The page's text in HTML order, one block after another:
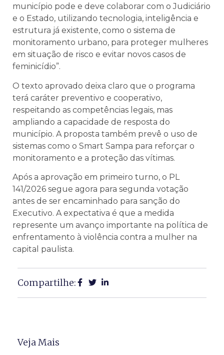
município pode e deve colaborar com o Judiciário
e o Estado, utilizando tecnologia, inteligência e
estrutura já existente, como o sistema de
monitoramento urbano, para proteger mulheres
em situação de risco e evitar novos casos de
feminicídio”.
O texto aprovado deixa claro que o programa
terá caráter preventivo e cooperativo,
respeitando as competências legais, mas
ampliando a capacidade de resposta do
município. A proposta também prevê o uso de
sistemas como o Smart Sampa para reforçar o
monitoramento e a proteção das vítimas.
Após a aprovação em primeiro turno, o PL
141/2026 segue agora para segunda votação
antes de ser encaminhado para sanção do
Executivo. A expectativa é que a medida
represente um avanço importante na política de
enfrentamento à violência contra a mulher na
capital paulista.
Compartilhe:
Veja Mais